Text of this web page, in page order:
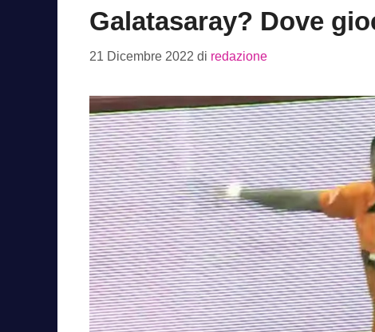
Galatasaray? Dove
21 Dicembre 2022 di redazione